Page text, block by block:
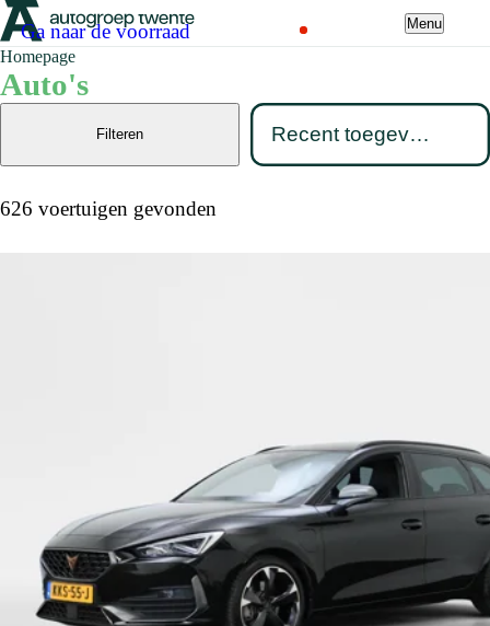
Menu
Homepage
Auto's
Ga naar de voorraad
626 voertuigen gevonden
Filteren